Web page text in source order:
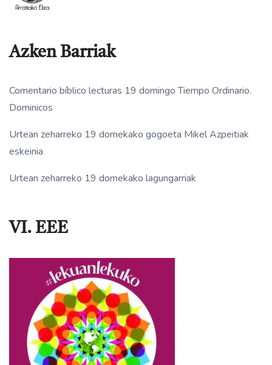
Azken Barriak
Comentario bíblico lecturas 19 domingo Tiempo Ordinario.
Dominicos
Urtean zeharreko 19 domekako gogoeta Mikel Azpeitiak
eskeinia
Urtean zeharreko 19 domekako lagungarriak
VI. EEE